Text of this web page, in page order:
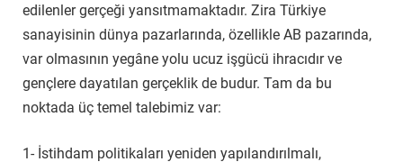
edilenler gerçeği yansıtmamaktadır. Zira Türkiye
sanayisinin dünya pazarlarında, özellikle AB pazarında,
var olmasının yegâne yolu ucuz işgücü ihracıdır ve
gençlere dayatılan gerçeklik de budur. Tam da bu
noktada üç temel talebimiz var:
1- İstihdam politikaları yeniden yapılandırılmalı,